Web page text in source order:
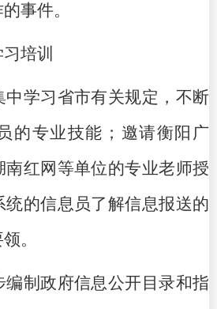
事件。
培训
中学习省市有关规定，不断
的专业技能；邀请衡阳广
南红网等单位的专业老师授
的信息员了解信息报送的
。
编制政府信息公开目录和指